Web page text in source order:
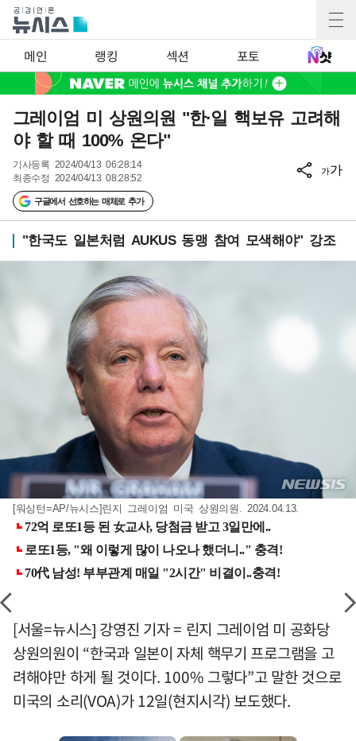
메인 랭킹 섹션 포토
그레이엄 미 상원의원 "한·일 핵보유 고려해
야 할 때 100% 온다"
기사등록 2024/04/13 06:28:14
최종수정 2024/04/13 08:28:52
구글에서 선호하는 매체로 추가
가가
"한국도 일본처럼 AUKUS 동맹 참여 모색해야" 강조
[워싱턴=AP/뉴시스]린지 그레이엄 미국 상원의원. 2024.04.13.
[서울=뉴시스] 강영진 기자 = 린지 그레이엄 미 공화당
상원의원이 “한국과 일본이 자체 핵무기 프로그램을 고
려해야만 하게 될 것이다. 100% 그렇다”고 말한 것으로
미국의 소리(VOA)가 12일(현지시각) 보도했다.